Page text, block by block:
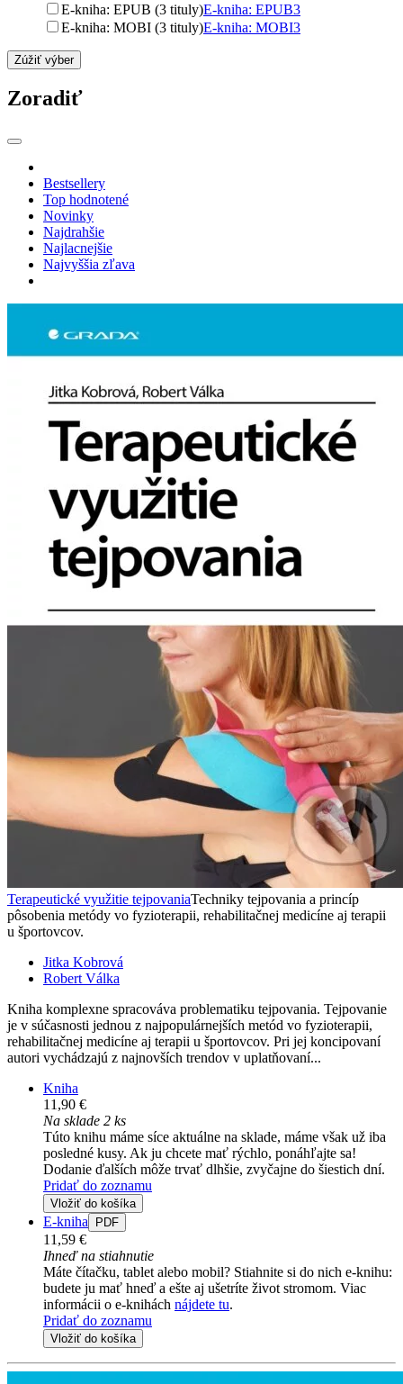
E-kniha: EPUB (3 tituly)E-kniha: EPUB3
E-kniha: MOBI (3 tituly)E-kniha: MOBI3
Zúžiť výber
Zoradiť
Bestsellery
Top hodnotené
Novinky
Najdrahšie
Najlacnejšie
Najvyššia zľava
Terapeutické využitie tejpovaniaTechniky tejpovania a princíp
pôsobenia metódy vo fyzioterapii, rehabilitačnej medicíne aj terapii
u športovcov.
Jitka Kobrová
Robert Válka
Kniha komplexne spracováva problematiku tejpovania. Tejpovanie
je v súčasnosti jednou z najpopulárnejších metód vo fyzioterapii,
rehabilitačnej medicíne aj terapii u športovcov. Pri jej koncipovaní
autori vychádzajú z najnovších trendov v uplatňovaní...
Kniha
11,90 €
Na sklade 2 ks
Túto knihu máme síce aktuálne na sklade, máme však už iba
posledné kusy. Ak ju chcete mať rýchlo, ponáhľajte sa!
Dodanie ďalších môže trvať dlhšie, zvyčajne do šiestich dní.
Pridať do zoznamu
Vložiť do košíka
E-kniha PDF
11,59 €
Ihneď na stiahnutie
Máte čítačku, tablet alebo mobil? Stiahnite si do nich e-knihu:
budete ju mať hneď a ešte aj ušetríte život stromom. Viac
informácii o e-knihách nájdete tu.
Pridať do zoznamu
Vložiť do košíka